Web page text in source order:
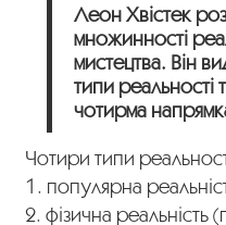
Леон Хвістек
множинності
мистецтва. Він
типи реальності
чотирма
Чотири типи
1. популярна
2. фізична